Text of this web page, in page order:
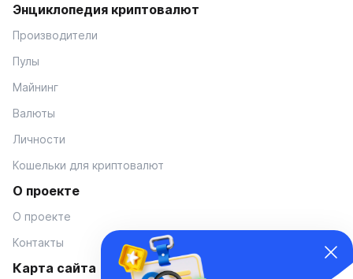
Энциклопедия криптовалют
Производители
Пулы
Майнинг
Валюты
Личности
Кошельки для криптовалют
О проекте
О проекте
Контакты
Карта сайта